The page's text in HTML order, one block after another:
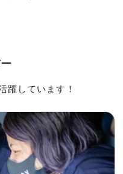
躍しています！